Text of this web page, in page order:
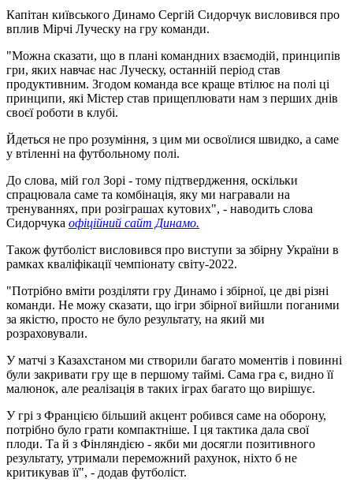
Капітан київського Динамо Сергій Сидорчук висловився про
вплив Мірчі Луческу на гру команди.
"Можна сказати, що в плані командних взаємодій, принципів
гри, яких навчає нас Луческу, останній період став
продуктивним. Згодом команда все краще втілює на полі ці
принципи, які Містер став прищеплювати нам з перших днів
своєї роботи в клубі.
Йдеться не про розуміння, з цим ми освоїлися швидко, а саме
у втіленні на футбольному полі.
До слова, мій гол Зорі - тому підтвердження, оскільки
спрацювала саме та комбінація, яку ми награвали на
тренуваннях, при розіграшах кутових", - наводить слова
Сидорчука офіційний сайт Динамо.
Також футболіст висловився про виступи за збірну України в
рамках кваліфікації чемпіонату світу-2022.
"Потрібно вміти розділяти гру Динамо і збірної, це дві різні
команди. Не можу сказати, що ігри збірної вийшли поганими
за якістю, просто не було результату, на який ми
розраховували.
У матчі з Казахстаном ми створили багато моментів і повинні
були закривати гру ще в першому таймі. Сама гра є, видно її
малюнок, але реалізація в таких іграх багато що вирішує.
У грі з Францією більший акцент робився саме на оборону,
потрібно було грати компактніше. І ця тактика дала свої
плоди. Та й з Фінляндією - якби ми досягли позитивного
результату, утримали переможний рахунок, ніхто б не
критикував її", - додав футболіст.